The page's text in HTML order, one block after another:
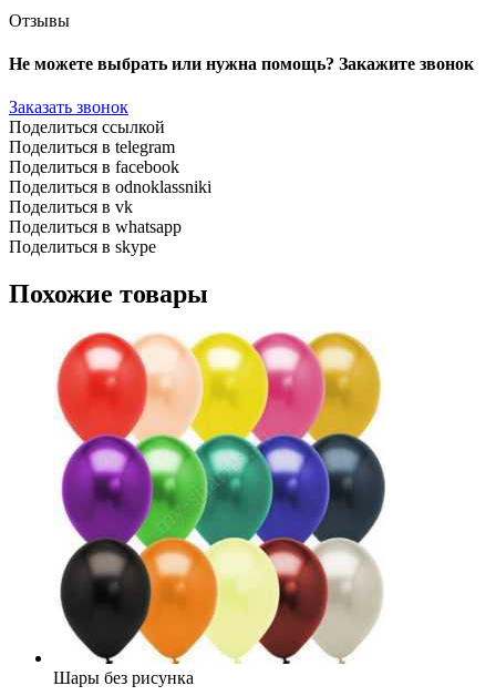
Отзывы
Не можете выбрать или нужна помощь? Закажите звонок
Заказать звонок
Поделиться ссылкой
Поделиться в telegram
Поделиться в facebook
Поделиться в odnoklassniki
Поделиться в vk
Поделиться в whatsapp
Поделиться в skype
Похожие товары
Шары без рисунка